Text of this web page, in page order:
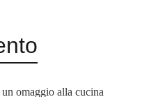
omaggio alla cucina